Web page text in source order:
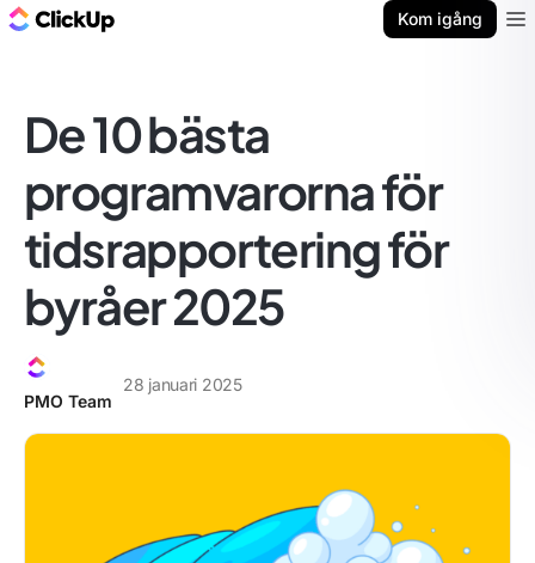
Kom igång
De 10 bästa
programvarorna för
tidsrapportering för
byråer 2025
PMO Team
28 januari 2025